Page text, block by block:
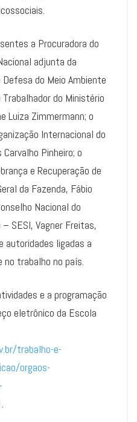
a Procuradora do
adjunta da
do Meio Ambiente
do Ministério
Luiza Zimmermann; o
Internacional do
Pinheiro; o
e Recuperação de
da Fazenda, Fábio
Nacional do
SESI, Vagner Freitas,
autoridades ligadas a
no trabalho no país.
e a programação
eletrônico da Escola
trabalho-e-
orgaos-
.